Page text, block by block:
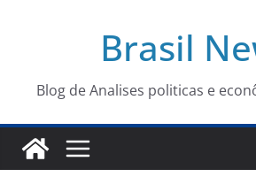
conteúdo
Brasil
Blog de Analises politicas e